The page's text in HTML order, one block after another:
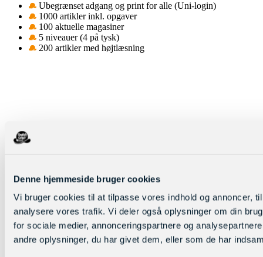
Denne hjemmeside bruger cookies
Vi bruger cookies til at tilpasse vores indhold og annoncer,
analysere vores trafik. Vi deler også oplysninger om din
for sociale medier, annonceringspartnere og
andre oplysninger, du har givet dem, eller som de har
Ubegrænset adgang og print for alle (Uni-login)
1000 artikler inkl. opgaver
100 aktuelle magasiner
5 niveauer (4 på tysk)
200 artikler med højtlæsning